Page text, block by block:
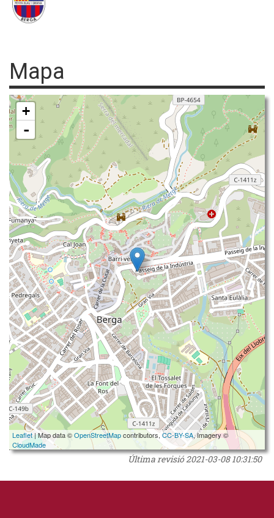
Mapa
+
-
Leaflet| Map data ©OpenStreetMapcontributors, CC-BY-SA, Imagery ©
CloudMade
Última revisió2021-03-08 10:31:50